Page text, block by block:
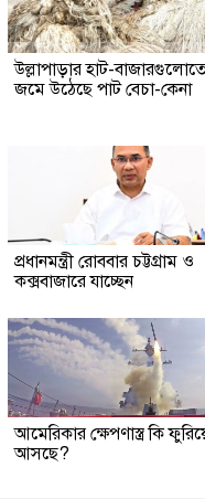
উল্লাপাড়ার হাট-
জমে উঠেছে পাট বেচা-কেনা
প্রধানমন্ত্রী রোববার চট্টগ্রাম ও
কক্সবাজারে যাচ্ছেন
আমেরিকার ক্ষেপণাস্ত্র কি
আসছে?